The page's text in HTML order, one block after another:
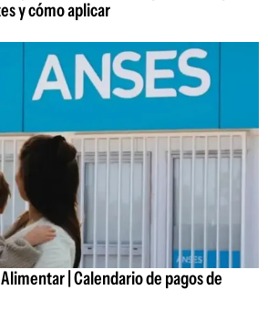
y cómo aplicar
Alimentar | Calendario de pagos de